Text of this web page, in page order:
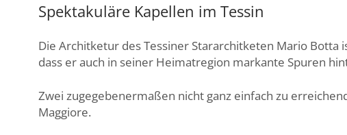
Spektakuläre Kapellen im Tessin
Die Architketur des Tessiner Stararchitketen Mario Botta
dass er auch in seiner Heimatregion markante Spuren
Zwei zugegebenermaßen nicht ganz einfach zu
Maggiore.